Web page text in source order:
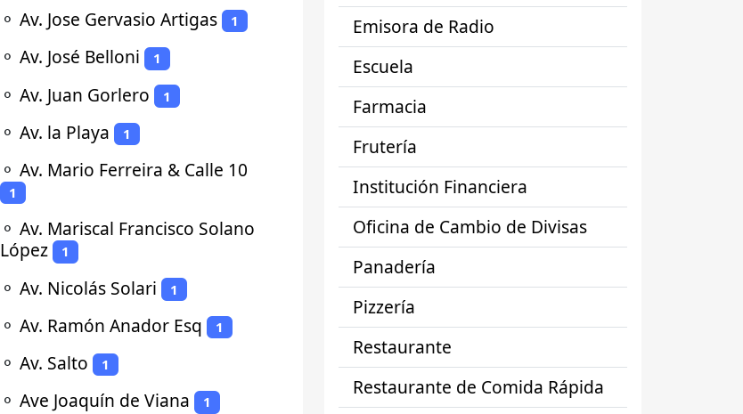
⚬ Av. Jose Gervasio Artigas 1
⚬ Av. José Belloni 1
⚬ Av. Juan Gorlero 1
⚬ Av. la Playa 1
⚬ Av. Mario Ferreira & Calle 10
1
⚬ Av. Mariscal Francisco Solano
López
1
⚬ Av. Nicolás Solari 1
⚬ Av. Ramón Anador Esq 1
⚬ Av. Salto 1
⚬ Ave Joaquín de Viana 1
Emisora de Radio
Escuela
Farmacia
Frutería
Institución Financiera
Oficina de Cambio de Divisas
Panadería
Pizzería
Restaurante
Restaurante de Comida Rápida